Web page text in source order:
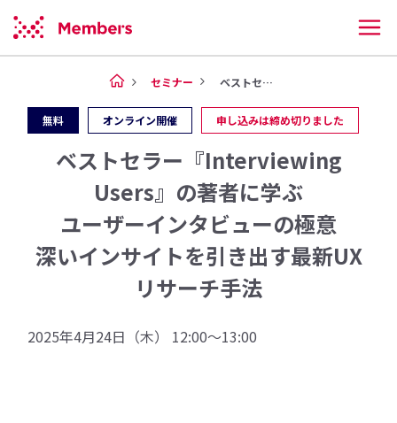
セミナー ベストセラー『Intervie...
無料 オンライン開催 申し込みは締め切りました
ベストセラー『Interviewing
Users』の著者に学ぶ
ユーザーインタビューの極意
深いインサイトを引き出す最新UX
リサーチ手法
2025年4月24日（木） 12:00〜13:00